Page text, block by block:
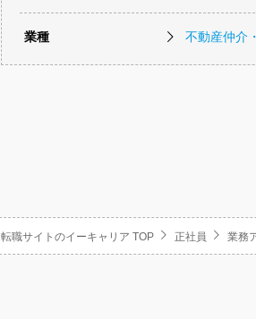
業種 不動産仲介
転職サイトのイーキャリア TOP 正社員 業務